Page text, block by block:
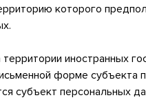
которого
иностранных
форме
субъект персональных